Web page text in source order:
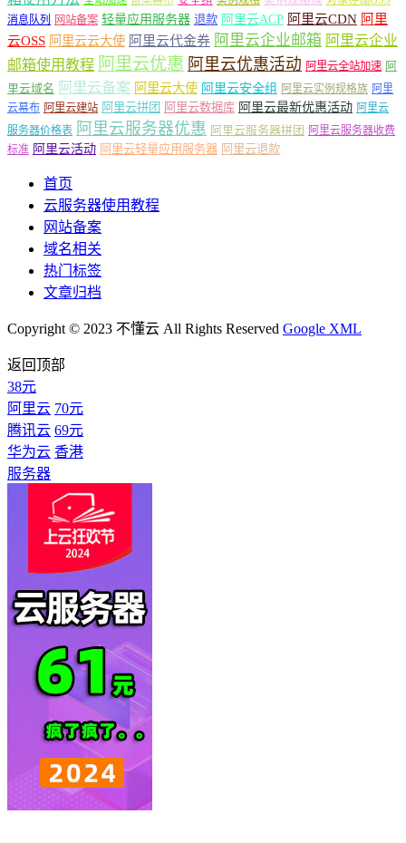
消息队列
网站备案 轻量应用服务器 退款 阿里云ACP 阿里云CDN 阿里
云OSS 阿里云云大使 阿里云代金券 阿里云企业邮箱 阿里云企业
邮箱使用教程 阿里云优惠 阿里云优惠活动 阿里云全站加速 阿
里云域名 阿里云备案 阿里云大使 阿里云安全组 阿里云实例规格族 阿里
云幕布 阿里云建站 阿里云拼团 阿里云数据库 阿里云最新优惠活动 阿里云
服务器价格表 阿里云服务器优惠 阿里云服务器拼团 阿里云服务器收费
标准 阿里云活动 阿里云轻量应用服务器 阿里云退款
首页
云服务器使用教程
网站备案
域名相关
热门标签
文章归档
Copyright © 2023 不懂云 All Rights Reserved Google XML
返回顶部
38元
阿里云 70元
腾讯云 69元
华为云 香港
服务器